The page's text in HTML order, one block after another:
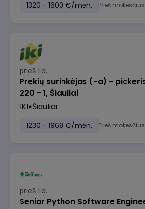
1320 - 1600 €/mėn. Prieš mokesčius
prieš 1 d.
Prekių surinkėjas (-a) -
220 - 1, Šiauliai
IKI Šiauliai
1230 - 1968 €/mėn. Prieš mokesčius
prieš 1 d.
Senior Python Software